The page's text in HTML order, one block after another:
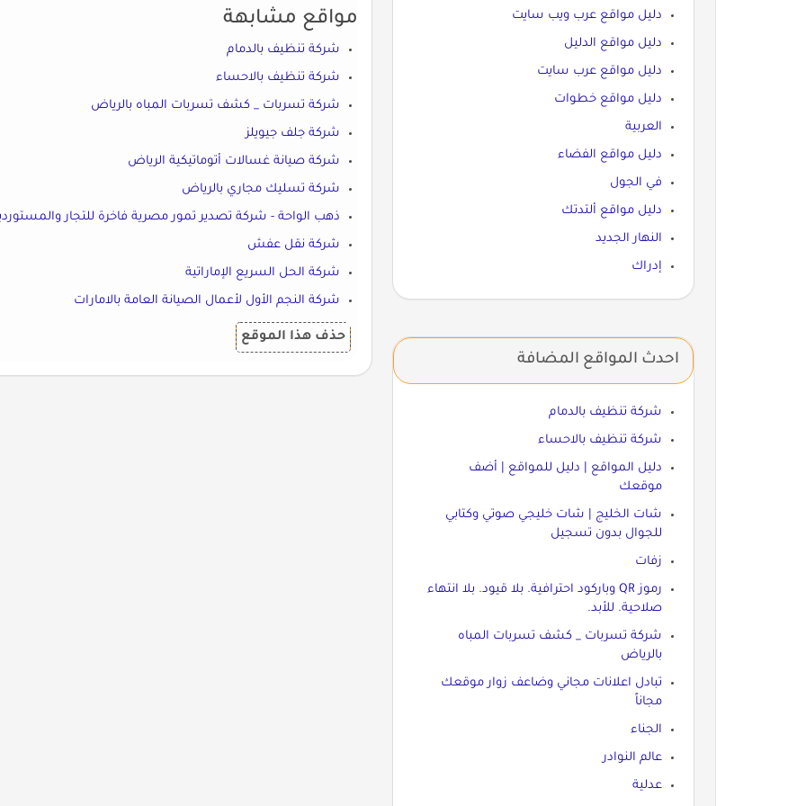
مواقع مشابهة
شركة تنظيف بالدمام
شركة تنظيف بالاحساء
شركة تسربات _ كشف تسربات المباه بالرياض
شركة جلف جيويلز
شركة صيانة غسالات أتوماتيكية الرياض
شركة تسليك مجاري بالرياض
ذهب الواحة - شركة تصدير تمور مصرية فاخرة للتجار
شركة نقل عفش
شركة الحل السريع الإماراتية
شركة النجم الأول لأعمال الصيانة العامة بالامارات
حذف هذا الموقع
دليل مواقع عرب ويب سايت
دليل مواقع الدليل
دليل مواقع عرب سايت
دليل مواقع خطوات
العربية
دليل مواقع الفضاء
في الجول
دليل مواقع ألتدتك
النهار الجديد
إدراك
احدث المواقع المضافة
شركة تنظيف بالدمام
شركة تنظيف بالاحساء
دليل المواقع | دليل للمواقع | أضف
موقعك
شات الخليج | شات خليجي صوتي وكتابي
للجوال بدون تسجيل
زفات
رموز QR وباركود احترافية. بلا قيود. بلا انتهاء
صلاحية. للأبد.
شركة تسربات _ كشف تسربات المباه
بالرياض
تبادل اعلانات مجاني وضاعف زوار موقعك
مجاناً
الجناء
عالم النوادر
عدلية